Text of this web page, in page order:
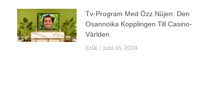
Tv-Program Med Özz Nûjen: Den
Osannoika Kopplingen Till Casino-
Världen
Erik
juni 16, 2024